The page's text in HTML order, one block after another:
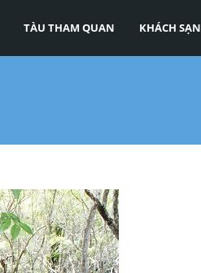
TÀU THAM QUAN KHÁCH SẠN